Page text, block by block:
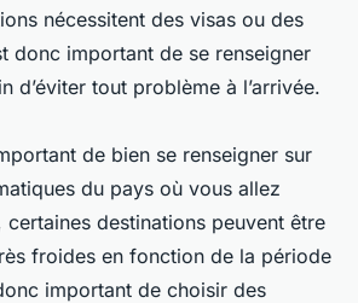
nécessitent des visas ou des
donc important de se renseigner
d’éviter tout problème à l’arrivée.
de bien se renseigner sur
du pays où vous allez
destinations peuvent être
froides en fonction de la période
important de choisir des